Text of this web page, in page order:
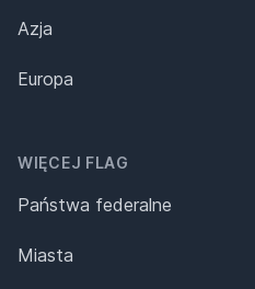
Azja
Europa
WIĘCEJ FLAG
Państwa federalne
Miasta